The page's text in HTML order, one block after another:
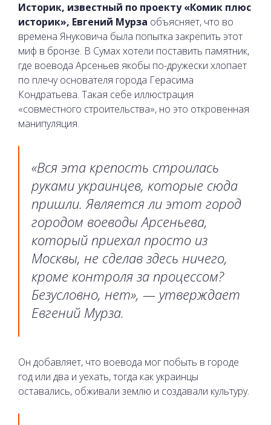
Историк, известный по проекту «Комик плюс
историк», Евгений Мурза объясняет, что во
времена Януковича была попытка закрепить этот
миф в бронзе. В Сумах хотели поставить памятник,
где воевода Арсеньев якобы по-дружески хлопает
по плечу основателя города Герасима
Кондратьева. Такая себе иллюстрация
«совместного строительства», но это откровенная
манипуляция.
«Вся эта крепость строилась
руками украинцев, которые сюда
пришли. Является ли этот город
городом воеводы Арсеньева,
который приехал просто из
Москвы, не сделав здесь ничего,
кроме контроля за процессом?
Безусловно, нет», — утверждает
Евгений Мурза.
Он добавляет, что воевода мог побыть в городе
год или два и уехать, тогда как украинцы
оставались, обживали землю и создавали культуру.